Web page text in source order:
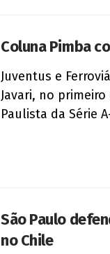
Coluna Pimba
Juventus e
Javari, no
Paulista da Série
São Paulo
no Chile